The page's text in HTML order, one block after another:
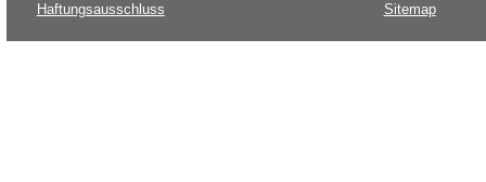
Haftungsausschluss Sitemap